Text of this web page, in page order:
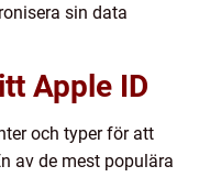
sin data
Apple ID
och typer för att
av de mest populära